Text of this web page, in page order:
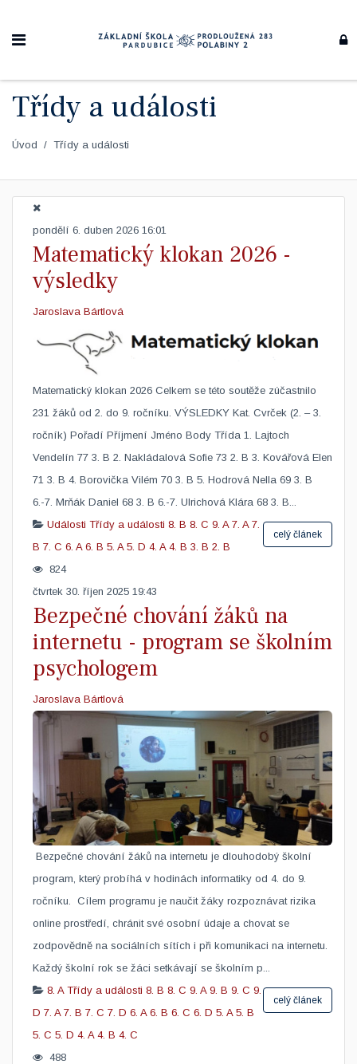
Třídy a události
Úvod Třídy a události
pondělí 6. duben 2026 16:01
Matematický klokan 2026 -
výsledky
Jaroslava Bártlová
Matematický klokan 2026 ​Celkem se této soutěže zúčastnilo
231 žáků od 2. do 9. ročníku. VÝSLEDKY Kat. Cvrček (2. – 3.
ročník) Pořadí Příjmení Jméno Body Třída 1. Lajtoch
Vendelín 77 3. B 2. Nakládalová Sofie 73 2. B 3. Kovářová Elen
71 3. B 4. Borovička Vilém 70 3. B 5. Hodrová Nella 69 3. B
6.-7. Mrňák Daniel 68 3. B 6.-7. Ulrichová Klára 68 3. B...
celý článek
Události Třídy a události 8. B 8. C 9. A 7. A 7.
B 7. C 6. A 6. B 5. A 5. D 4. A 4. B 3. B 2. B
824
čtvrtek 30. říjen 2025 19:43
Bezpečné chování žáků na
internetu - program se školním
psychologem
Jaroslava Bártlová
​ Bezpečné chování žáků na internetu je dlouhodobý školní
program, který probíhá v hodinách informatiky od 4. do 9.
ročníku. Cílem programu je naučit žáky rozpoznávat rizika
online prostředí, chránit své osobní údaje a chovat se
zodpovědně na sociálních sítích i při komunikaci na internetu.
Každý školní rok se žáci setkávají se školním p...
celý článek
8. A Třídy a události 8. B 8. C 9. A 9. B 9. C 9.
D 7. A 7. B 7. C 7. D 6. A 6. B 6. C 6. D 5. A 5. B
5. C 5. D 4. A 4. B 4. C
488